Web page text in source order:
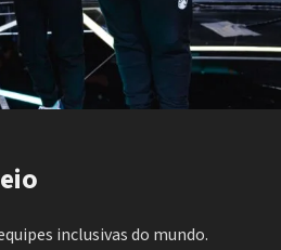
inclusivas do mundo.